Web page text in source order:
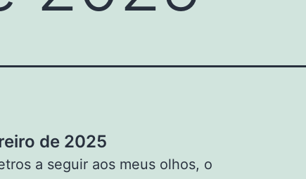
de 2025
a seguir aos meus olhos, o